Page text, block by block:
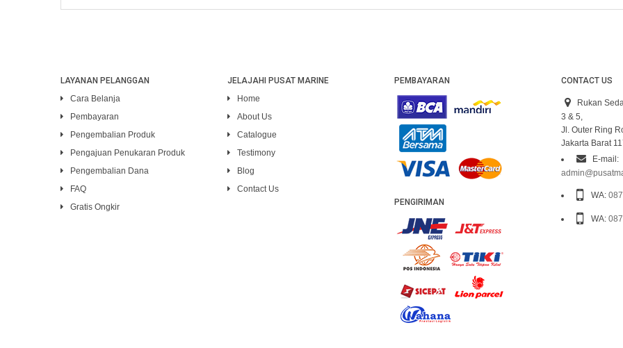
LAYANAN PELANGGAN
Cara Belanja
Pembayaran
Pengembalian Produk
Pengajuan Penukaran Produk
Pengembalian Dana
FAQ
Gratis Ongkir
JELAJAHI PUSAT MARINE
Home
About Us
Catalogue
Testimony
Blog
Contact Us
PEMBAYARAN
PENGIRIMAN
CONTACT US
Rukan
3 & 5,
Jl. Outer Ring
Jakarta Barat
E-mail:
WA:
WA: